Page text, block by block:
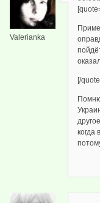
Valerianka
[/
когда